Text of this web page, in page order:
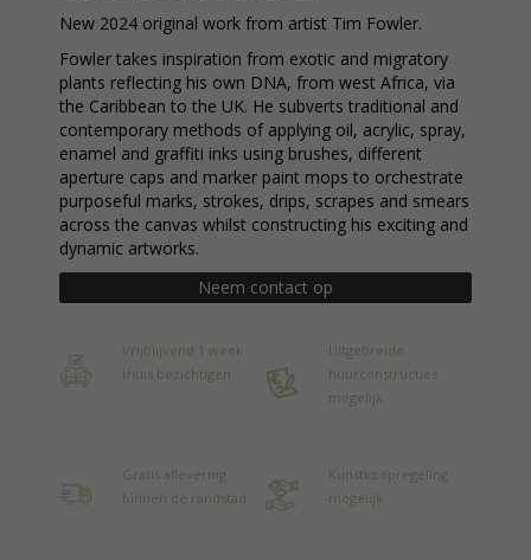
New 2024 original work from artist Tim Fowler.
Fowler takes inspiration from exotic and migratory
plants reflecting his own DNA, from west Africa, via
the Caribbean to the UK. He subverts traditional and
contemporary methods of applying oil, acrylic, spray,
enamel and graffiti inks using brushes, different
aperture caps and marker paint mops to orchestrate
purposeful marks, strokes, drips, scrapes and smears
across the canvas whilst constructing his exciting and
dynamic artworks.
Neem contact op
Vrijblijvend 1 week
thuis bezichtigen
Uitgebreide
huurconstructies
mogelijk
Gratis aflevering
binnen de randstad
Kunstkoopregeling
mogelijk